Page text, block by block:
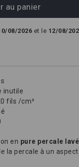
au panier
08/2026 et le 12/08/
inutile
fils /cm²
en pure percale
la percale à un